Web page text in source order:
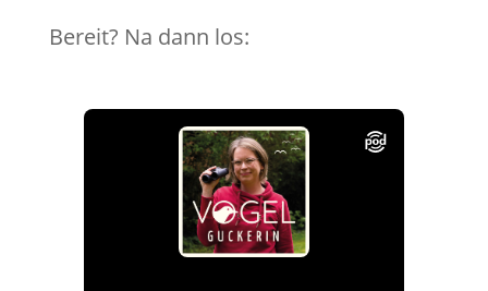
Bereit? Na dann los: